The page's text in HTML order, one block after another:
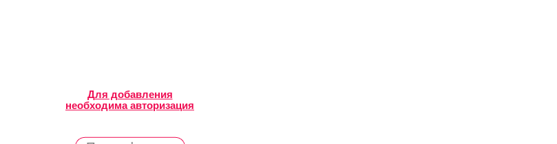
Для добавления
необходима авторизация